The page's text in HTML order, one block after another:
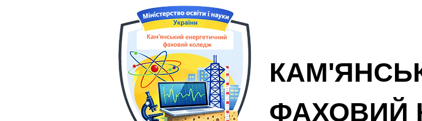
ФАХОВИЙ